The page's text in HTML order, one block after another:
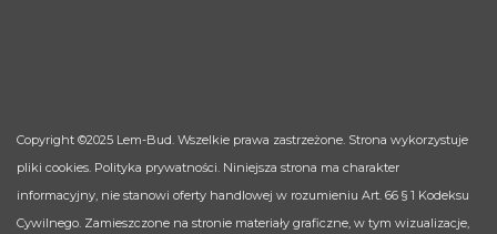
Copyright ©2025 Lem-Bud. Wszelkie prawa zastrzeżone. Strona wykorzystuje
pliki cookies. Polityka prywatności. Niniejsza strona ma charakter
informacyjny, nie stanowi oferty handlowej w rozumieniu Art. 66 § 1 Kodeksu
Cywilnego. Zamieszczone na stronie materiały graficzne, w tym wizualizacje,